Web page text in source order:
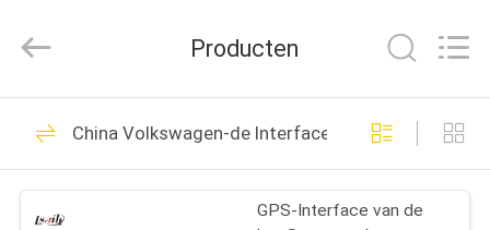
HUIS
PRODUCTEN
Automobile
Electron
Rights
De Doos van de
autonavigatie
70
Producten
China Volkswagen-de Interface Van verschillende
GPS-Interface van de